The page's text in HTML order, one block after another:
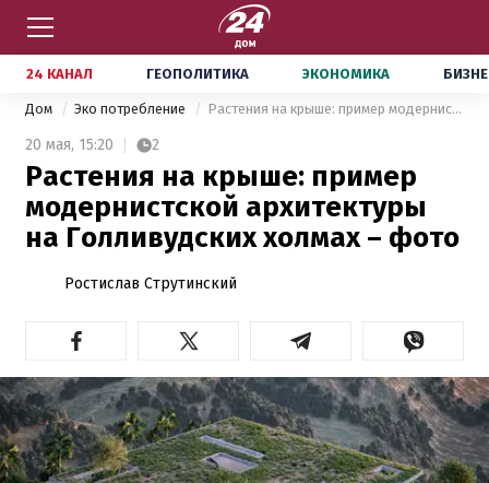
24 КАНАЛ ГЕОПОЛИТИКА ЭКОНОМИКА
Дом Эко потребление Растения на крыше: пример модернистской архитектуры на Голливудских холмах – фото
20 мая, 15:20 2
Растения на крыше: пример
модернистской архитектуры
на Голливудских холмах – фото
Ростислав Струтинский